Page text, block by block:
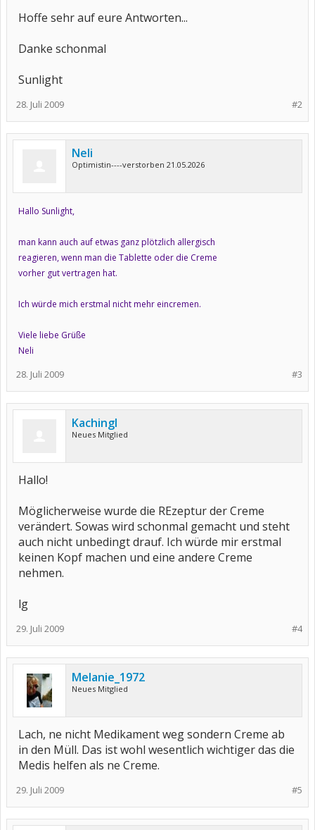
Hoffe sehr auf eure Antworten...
Danke schonmal
Sunlight
#2
28. Juli 2009
Neli
Optimistin----verstorben 21.05.2026
Hallo Sunlight,
man kann auch auf etwas ganz plötzlich allergisch
reagieren, wenn man die Tablette oder die Creme
vorher gut vertragen hat.
Ich würde mich erstmal nicht mehr eincremen.
Viele liebe Grüße
Neli
#3
28. Juli 2009
Kachingl
Neues Mitglied
Hallo!
Möglicherweise wurde die REzeptur der Creme
verändert. Sowas wird schonmal gemacht und steht
auch nicht unbedingt drauf. Ich würde mir erstmal
keinen Kopf machen und eine andere Creme
nehmen.
lg
#4
29. Juli 2009
Melanie_1972
Neues Mitglied
Lach, ne nicht Medikament weg sondern Creme ab
in den Müll. Das ist wohl wesentlich wichtiger das die
Medis helfen als ne Creme.
#5
29. Juli 2009